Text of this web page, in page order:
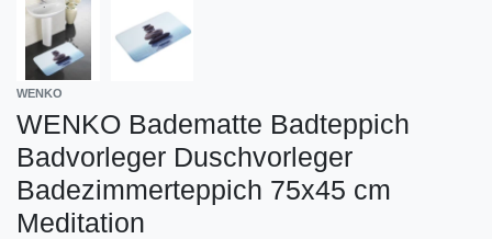
WENKO
WENKO Badematte Badteppich
Badvorleger Duschvorleger
Badezimmerteppich 75x45 cm
Meditation